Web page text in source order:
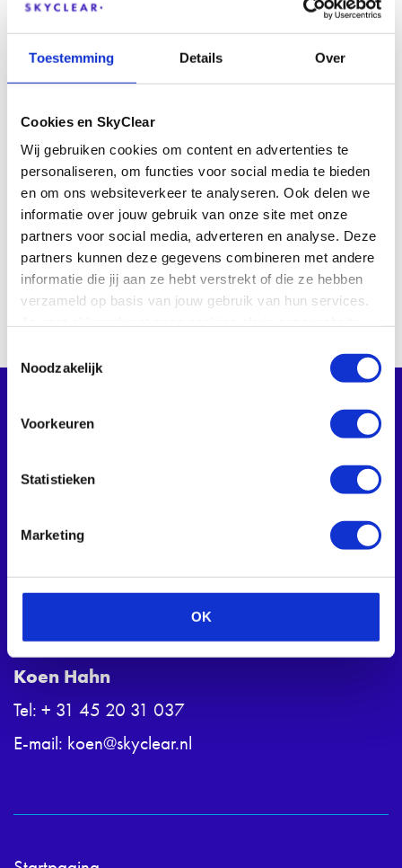
Toestemming Details Over
Cookies en SkyClear
Wij gebruiken cookies om content en advertenties te
personaliseren, om functies voor social media te bieden
en om ons websiteverkeer te analyseren. Ook delen we
informatie over jouw gebruik van onze site met onze
partners voor social media, adverteren en analyse. Deze
partners kunnen deze gegevens combineren met andere
informatie die jij aan ze hebt verstrekt of die ze hebben
verzameld op basis van jouw gebruik van hun services.
Noodzakelijk
Voorkeuren
Statistieken
Marketing
OK
SkyClear
6411 EC Heerlen
+ 31 45 20 31 037
Koen Hahn
Tel: + 31 45 20 31 037
E-mail: koen@skyclear.nl